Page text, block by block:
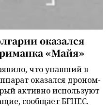
оказался
«Майя»
что упавший в
оказался дроном-
активно используют
сообщает БГНЕС.